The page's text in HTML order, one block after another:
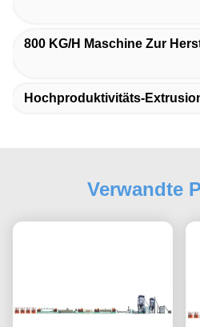
800 KG/h Maschine Zur
Hochproduktivitäts-
Verwandte